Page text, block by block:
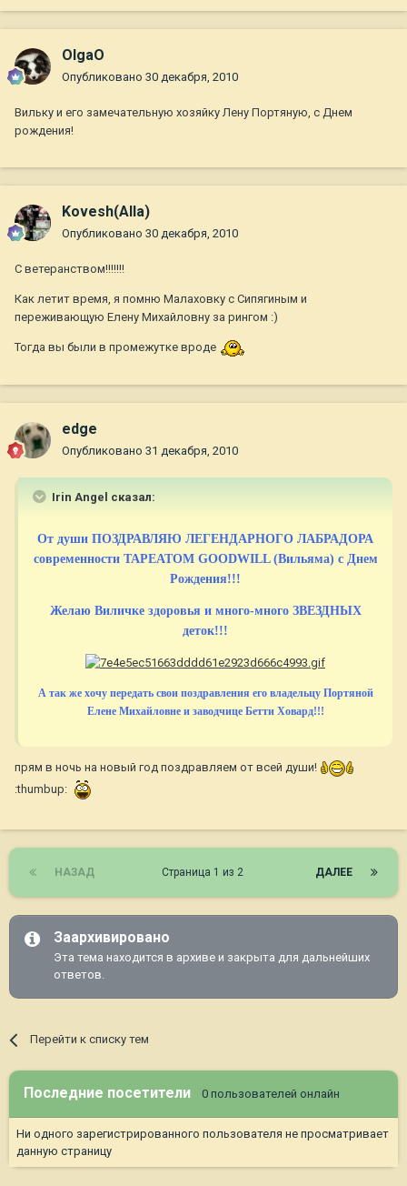
OlgaO
Опубликовано 30 декабря, 2010
Вильку и его замечательную хозяйку Лену Портяную, с Днем
рождения!
Kovesh(Alla)
Опубликовано 30 декабря, 2010
С ветеранством!!!!!!!
Как летит время, я помню Малаховку с Сипягиным и
переживающую Елену Михайловну за рингом :)
Тогда вы были в промежутке вроде
edge
Опубликовано 31 декабря, 2010
Irin Angel сказал:
От души ПОЗДРАВЛЯЮ ЛЕГЕНДАРНОГО ЛАБРАДОРА
современности TAPEATOM GOODWILL (Вильяма) с Днем
Рождения!!!
Желаю Виличке здоровья и много-много ЗВЕЗДНЫХ
деток!!!
А так же хочу передать свои поздравления его владельцу Портяной
Елене Михайловне и заводчице Бетти Ховард!!!
прям в ночь на новый год поздравляем от всей души!
:thumbup:
НАЗАД ДАЛЕЕ
Страница 1 из 2
Заархивировано
Эта тема находится в архиве и закрыта для дальнейших
ответов.
Перейти к списку тем
Последние посетители 0 пользователей онлайн
Ни одного зарегистрированного пользователя не просматривает
данную страницу